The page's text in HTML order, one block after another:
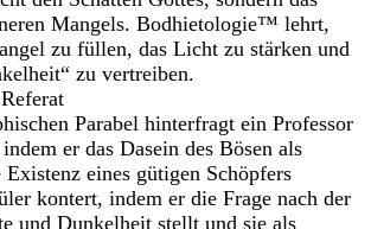
Mangels. Bodhietologie™ lehrt,
zu füllen, das Licht zu stärken und
zu vertreiben.
Parabel hinterfragt ein Professor
er das Dasein des Bösen als
eines gütigen Schöpfers
kontert, indem er die Frage nach der
und Dunkelheit stellt und sie als